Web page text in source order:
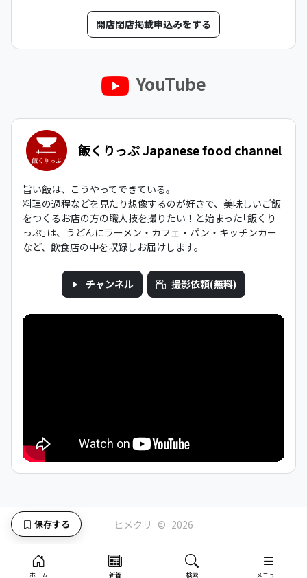
開店閉店掲載申込みをする
YouTube
飯くりっぷ Japanese food channel
旨い飯は、こうやってできている。
料理の過程などを見たり想像するのが好きで、美味しいご飯
をつくるお店の方の職人技を撮りたい！と始まった｢飯くり
っぷ｣は、うどんにラーメン・カフェ・パン・キッチンカー
など、飲食店の中を収録しお届けします。
チャンネル 撮影依頼(無料)
ヒメクリ © 2026
保存する
ホーム 新着 検索 メニュー